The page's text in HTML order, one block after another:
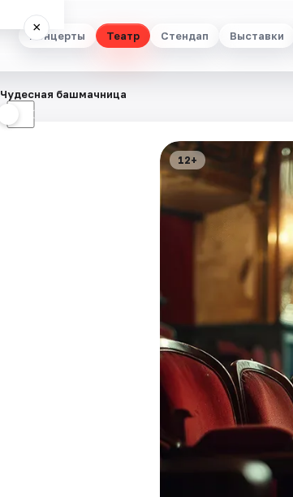
Концерты Театр Стендап Выставки
×
☾
Чудесная башмачница
12+